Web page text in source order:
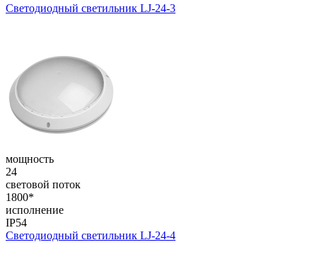
Светодиодный светильник LJ-24-3
мощность
24
световой поток
1800*
исполнение
IP54
Светодиодный светильник LJ-24-4